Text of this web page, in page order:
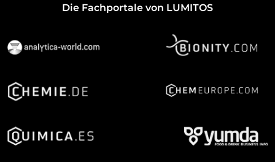
Die Fachportale von LUMITOS